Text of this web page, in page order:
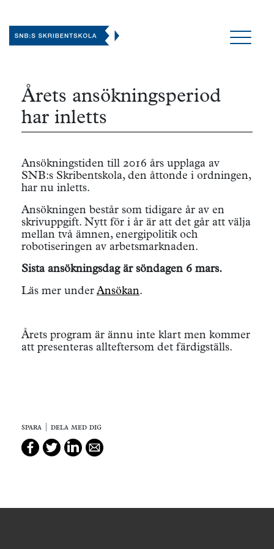
Årets ansökningsperiod
har inletts
Ansökningstiden till 2016 års upplaga av
SNB:s Skribentskola, den åttonde i ordningen,
har nu inletts.
Ansökningen består som tidigare år av en
skrivuppgift. Nytt för i år är att det går att välja
mellan två ämnen, energipolitik och
robotiseringen av arbetsmarknaden.
Sista ansökningsdag är söndagen 6 mars.
Läs mer underAnsökan.
Årets program är ännu inte klart men kommer
att presenteras allteftersom det färdigställs.
spara | dela med dig